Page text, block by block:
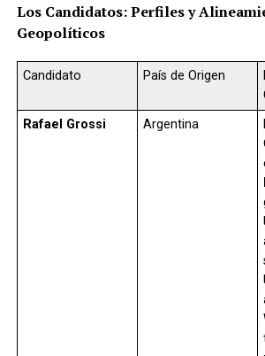
Los Candidatos: Perfiles y
Geopolíticos
Candidato País de Origen
Rafael Grossi
Argentina